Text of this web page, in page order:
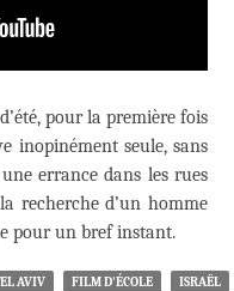
pour la première fois
inopinément seule, sans
errance dans les rues
recherche d’un homme
pour un bref instant.
AVIV FILM D'ÉCOLE ISRAËL